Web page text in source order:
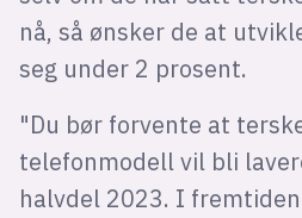
nå, så ønsker de at
seg under 2 prosent.
"Du bør forvente at
telefonmodell vil bli
halvdel 2023. I